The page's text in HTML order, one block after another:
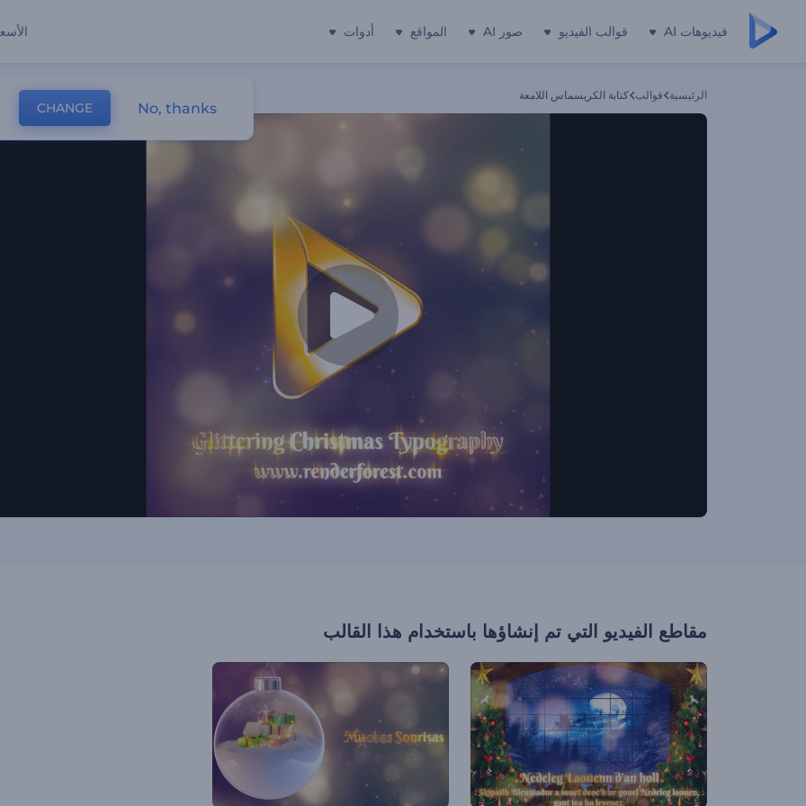
فيديوهات AI قوالب الفيديو صور AI المواقع أدوات
الرئيسية قوالب كتابة الكريسماس اللامعة
مقاطع الفيديو التي تم إنشاؤها باستخدام هذا القالب
CHANGE No, thanks